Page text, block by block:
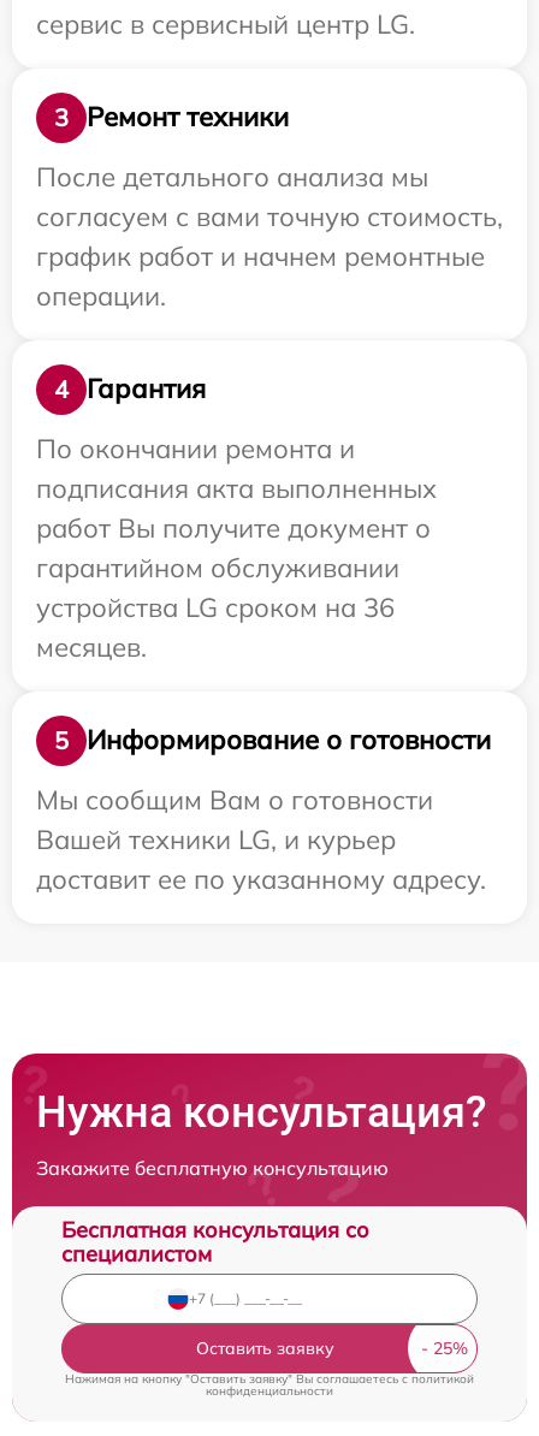
сервис в сервисный центр LG.
3
Ремонт техники
После детального анализа мы
согласуем с вами точную стоимость,
график работ и начнем ремонтные
операции.
4
Гарантия
По окончании ремонта и
подписания акта выполненных
работ Вы получите документ о
гарантийном обслуживании
устройства LG сроком на 36
месяцев.
5
Информирование о готовности
Мы сообщим Вам о готовности
Вашей техники LG, и курьер
доставит ее по указанному адресу.
Нужна консультация?
Закажите бесплатную консультацию
Бесплатная консультация со
специалистом
Оставить заявку
Нажимая на кнопку "Оставить заявку" Вы соглашаетесь cполитикой
конфиденциальности